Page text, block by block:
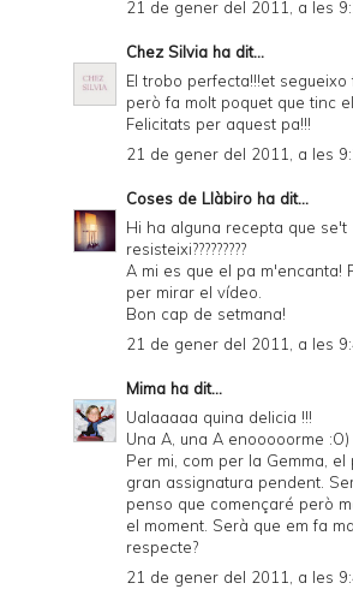
21 de gener del 2011, a les
Chez Silvia ha dit...
El trobo perfecta!!!et segueixo
però fa molt poquet que tinc
Felicitats per aquest pa!!!
21 de gener del 2011, a les
Coses de Llàbiro ha dit...
Hi ha alguna recepta que se't
resisteixi?????????
A mi es que el pa m'encanta!
per mirar el vídeo.
Bon cap de setmana!
21 de gener del 2011, a les
Mima ha dit...
Ualaaaaa quina delicia !!!
Una A, una A enooooorme :O)
Per mi, com per la Gemma, el
gran assignatura pendent.
penso que començaré però
el moment. Serà que em fa
respecte?
21 de gener del 2011, a les